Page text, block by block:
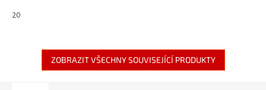
20
ZOBRAZIT VŠECHNY SOUVISEJÍCÍ PRODUKTY